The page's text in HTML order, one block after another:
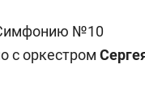
Симфонию №10
с оркестром
Казани